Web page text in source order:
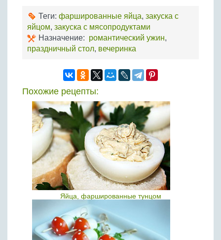
Теги: фаршированные яйца, закуска с
яйцом, закуска с мясопродуктами
Назначение: романтический ужин,
праздничный стол, вечеринка
Похожие рецепты:
Яйца, фаршированные тунцом